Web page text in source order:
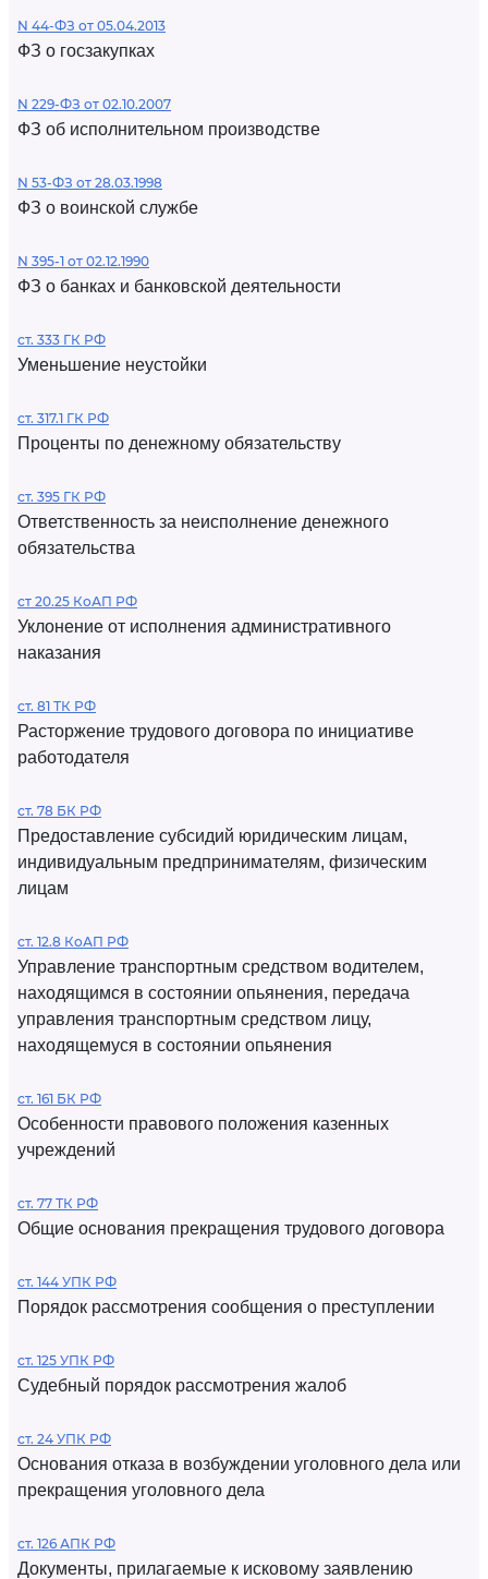
N 44-ФЗ от 05.04.2013
ФЗ о госзакупках
N 229-ФЗ от 02.10.2007
ФЗ об исполнительном производстве
N 53-ФЗ от 28.03.1998
ФЗ о воинской службе
N 395-1 от 02.12.1990
ФЗ о банках и банковской деятельности
ст. 333 ГК РФ
Уменьшение неустойки
ст. 317.1 ГК РФ
Проценты по денежному обязательству
ст. 395 ГК РФ
Ответственность за неисполнение денежного
обязательства
ст 20.25 КоАП РФ
Уклонение от исполнения административного
наказания
ст. 81 ТК РФ
Расторжение трудового договора по инициативе
работодателя
ст. 78 БК РФ
Предоставление субсидий юридическим лицам,
индивидуальным предпринимателям, физическим
лицам
ст. 12.8 КоАП РФ
Управление транспортным средством водителем,
находящимся в состоянии опьянения, передача
управления транспортным средством лицу,
находящемуся в состоянии опьянения
ст. 161 БК РФ
Особенности правового положения казенных
учреждений
ст. 77 ТК РФ
Общие основания прекращения трудового договора
ст. 144 УПК РФ
Порядок рассмотрения сообщения о преступлении
ст. 125 УПК РФ
Судебный порядок рассмотрения жалоб
ст. 24 УПК РФ
Основания отказа в возбуждении уголовного дела или
прекращения уголовного дела
ст. 126 АПК РФ
Документы, прилагаемые к исковому заявлению